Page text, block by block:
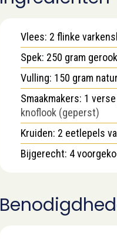
Vlees: 2 flinke
Spek: 250 gram
Vulling: 150 gram
Smaakmakers: 1
knoflook (geperst)
Kruiden: 2 eetlepels
Bijgerecht: 4